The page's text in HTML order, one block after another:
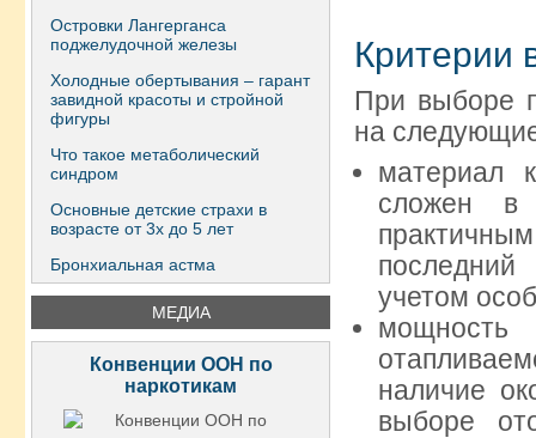
Островки Лангерганса
поджелудочной железы
Холодные обертывания – гарант
завидной красоты и стройной
фигуры
Что такое метаболический
синдром
Основные детские страхи в
возрасте от 3х до 5 лет
Бронхиальная астма
МЕДИА
Конвенции ООН по
наркотикам
Критерии
При выборе
на
материал
сложен в
учетом
мощность
наличие
выборе